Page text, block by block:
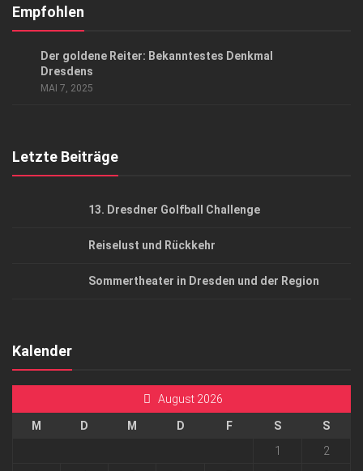
Kontakt, Impressum
Empfohlen
Der goldene Reiter: Bekanntestes Denkmal
Dresdens
MAI 7, 2025
Letzte Beiträge
13. Dresdner Golfball Challenge
Reiselust und Rückkehr
Sommertheater in Dresden und der Region
Kalender
August 2026
M D M D F S
S
1
2